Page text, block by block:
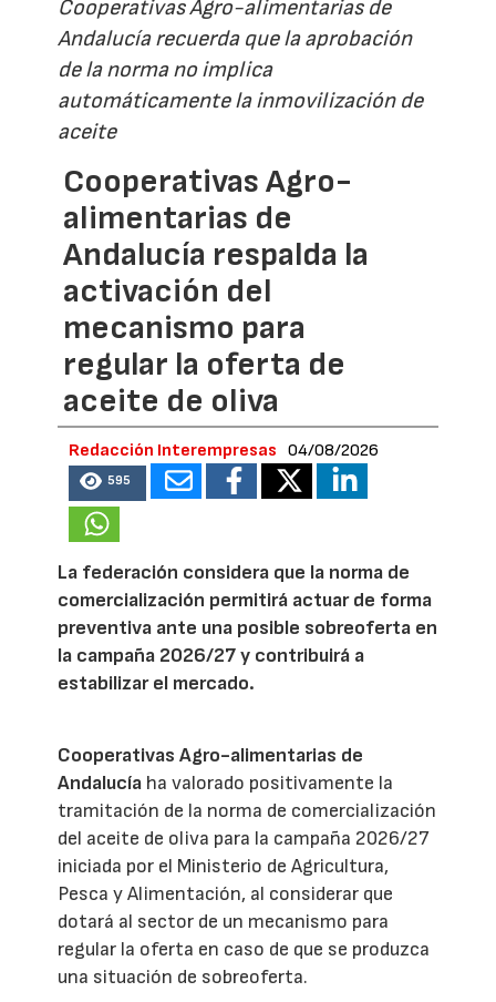
Cooperativas Agro-alimentarias de
Andalucía recuerda que la aprobación
de la norma no implica
automáticamente la inmovilización de
aceite
Cooperativas Agro-
alimentarias de
Andalucía respalda la
activación del
mecanismo para
regular la oferta de
aceite de oliva
Redacción Interempresas 04/08/2026
595
La federación considera que la norma de
comercialización permitirá actuar de forma
preventiva ante una posible sobreoferta en
la campaña 2026/27 y contribuirá a
estabilizar el mercado.
Cooperativas Agro-alimentarias de
Andalucía ha valorado positivamente la
tramitación de la norma de comercialización
del aceite de oliva para la campaña 2026/27
iniciada por el Ministerio de Agricultura,
Pesca y Alimentación, al considerar que
dotará al sector de un mecanismo para
regular la oferta en caso de que se produzca
una situación de sobreoferta.